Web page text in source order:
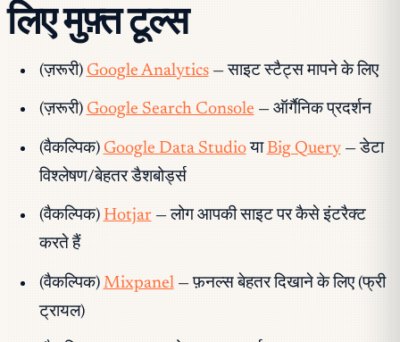
लिए मुफ़्त टूल्स
(ज़रूरी) Google Analytics— साइट स्टैट्स मापने के लिए
(ज़रूरी) Google Search Console — ऑर्गैनिक प्रदर्शन
(वैकल्पिक) Google Data Studioया Big Query— डेटा
विश्लेषण/बेहतर डैशबोर्ड्स
(वैकल्पिक) Hotjar— लोग आपकी साइट पर कैसे इंटरैक्ट
करते हैं
(वैकल्पिक) Mixpanel— फ़नल्स बेहतर दिखाने के लिए (फ्री
ट्रायल)